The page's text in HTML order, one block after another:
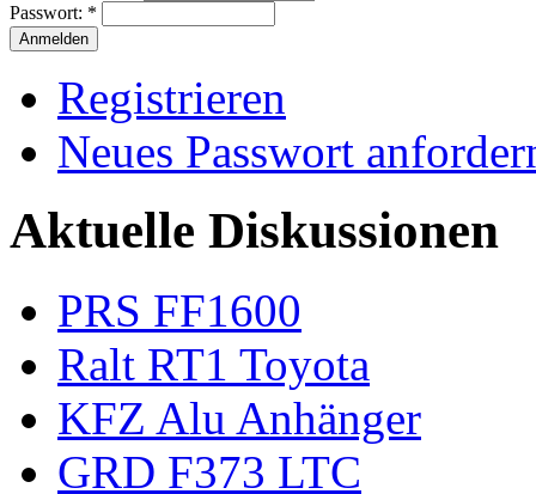
Passwort: *
Registrieren
Neues Passwort
Aktuelle Diskussionen
PRS FF1600
Ralt RT1 Toyota
KFZ Alu Anhänger
GRD F373 LTC